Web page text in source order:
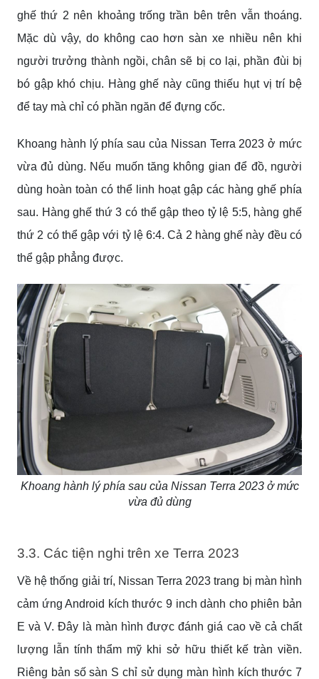
ghế thứ 2 nên khoảng trống trần bên trên vẫn thoáng.
Mặc dù vậy, do không cao hơn sàn xe nhiều nên khi
người trưởng thành ngồi, chân sẽ bị co lại, phần đùi bị
bó gập khó chịu. Hàng ghế này cũng thiếu hụt vị trí bệ
để tay mà chỉ có phần ngăn để đựng cốc.
Khoang hành lý phía sau của Nissan Terra 2023 ở mức
vừa đủ dùng. Nếu muốn tăng không gian để đồ, người
dùng hoàn toàn có thể linh hoạt gập các hàng ghế phía
sau. Hàng ghế thứ 3 có thể gập theo tỷ lệ 5:5, hàng ghế
thứ 2 có thể gập với tỷ lệ 6:4. Cả 2 hàng ghế này đều có
thể gập phẳng được.
Khoang hành lý phía sau của Nissan Terra 2023 ở mức
vừa đủ dùng
3.3. Các tiện nghi trên xe Terra 2023
Về hệ thống giải trí, Nissan Terra 2023 trang bị màn hình
cảm ứng Android kích thước 9 inch dành cho phiên bản
E và V. Đây là màn hình được đánh giá cao về cả chất
lượng lẫn tính thẩm mỹ khi sở hữu thiết kế tràn viền.
Riêng bản số sàn S chỉ sử dụng màn hình kích thước 7